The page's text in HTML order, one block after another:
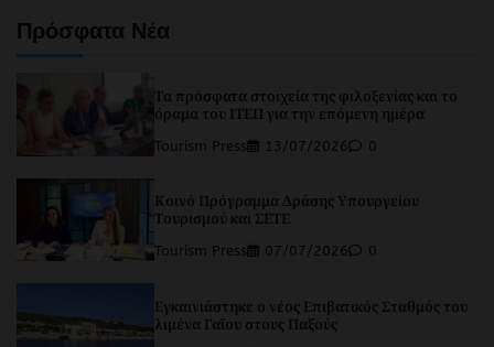
Πρόσφατα Νέα
Τα πρόσφατα στοιχεία της φιλοξενίας και το
όραμα του ΙΤΕΠ για την επόμενη ημέρα
Tourism Press 13/07/2026 0
Κοινό Πρόγραμμα Δράσης Υπουργείου
Τουρισμού και ΣΕΤΕ
Tourism Press 07/07/2026 0
Εγκαινιάστηκε ο νέος Επιβατικός Σταθμός του
λιμένα Γαΐου στους Παξούς